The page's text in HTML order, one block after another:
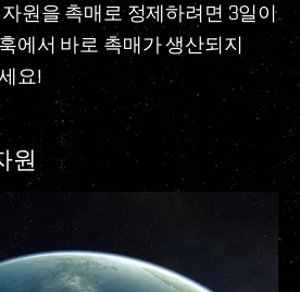
원을 촉매로 정제하려면 3일이
에서 바로 촉매가 생산되지
요!
원